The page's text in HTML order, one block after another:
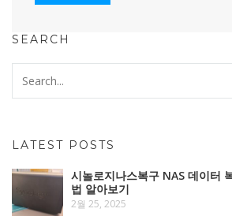
SEARCH
LATEST POSTS
시놀로지나스복구 NAS 데이터
법 알아보기
2월 25, 2025